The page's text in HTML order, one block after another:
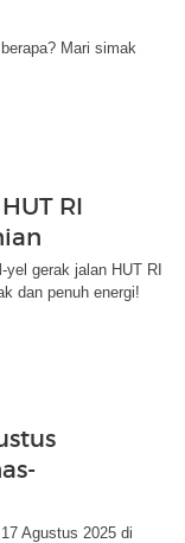
Mari simak
RI
gerak jalan HUT RI
dan penuh energi!
Agustus 2025 di